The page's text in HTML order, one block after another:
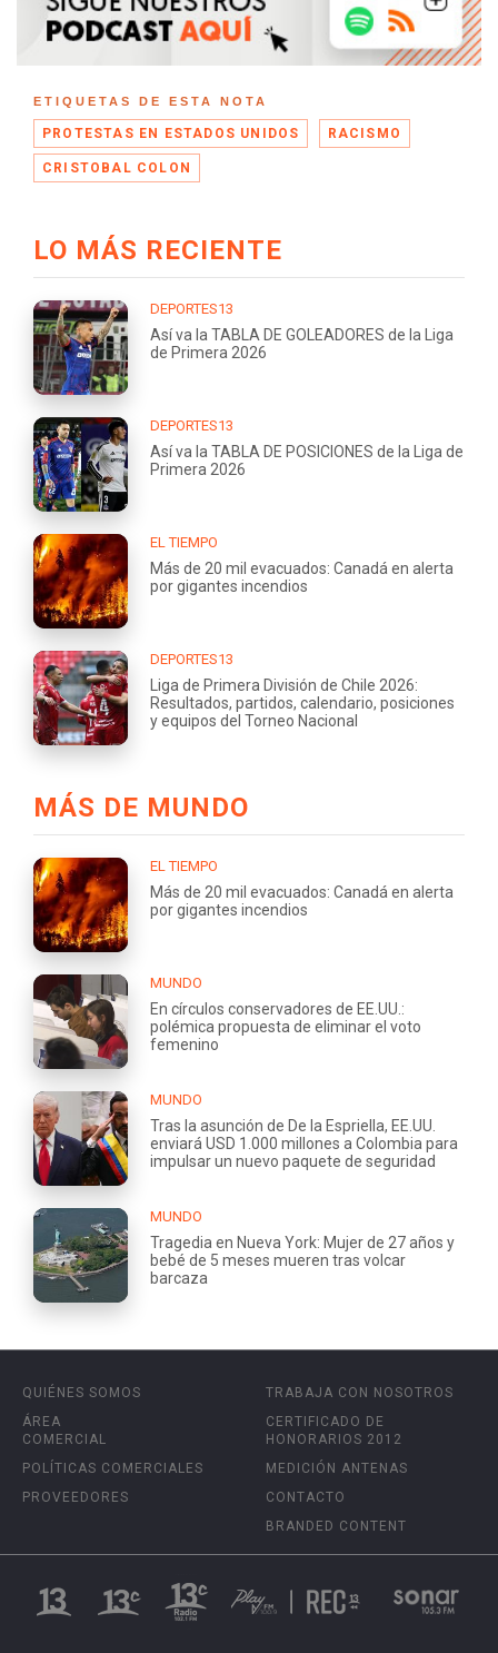
ETIQUETAS DE ESTA NOTA
PROTESTAS EN ESTADOS UNIDOS RACISMO
CRISTOBAL COLON
LO MÁS RECIENTE
DEPORTES13
Así va la TABLA DE GOLEADORES de la Liga
de Primera 2026
DEPORTES13
Así va la TABLA DE POSICIONES de la Liga de
Primera 2026
EL TIEMPO
Más de 20 mil evacuados: Canadá en alerta
por gigantes incendios
DEPORTES13
Liga de Primera División de Chile 2026:
Resultados, partidos, calendario, posiciones
y equipos del Torneo Nacional
MÁS DE MUNDO
EL TIEMPO
Más de 20 mil evacuados: Canadá en alerta
por gigantes incendios
MUNDO
En círculos conservadores de EE.UU.:
polémica propuesta de eliminar el voto
femenino
MUNDO
Tras la asunción de De la Espriella, EE.UU.
enviará USD 1.000 millones a Colombia para
impulsar un nuevo paquete de seguridad
MUNDO
Tragedia en Nueva York: Mujer de 27 años y
bebé de 5 meses mueren tras volcar
barcaza
QUIÉNES SOMOS
ÁREA
COMERCIAL
POLÍTICAS COMERCIALES
PROVEEDORES
TRABAJA CON NOSOTROS
CERTIFICADO DE
HONORARIOS 2012
MEDICIÓN ANTENAS
CONTACTO
BRANDED CONTENT